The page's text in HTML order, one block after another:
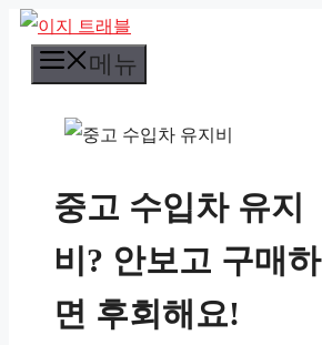
컨
메뉴
중고 수입차 유지
비? 안보고 구매하
면 후회해요!